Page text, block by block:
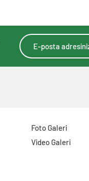
Foto Galeri
Video Galeri